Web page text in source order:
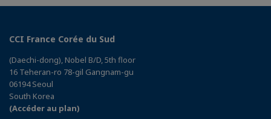
CCI France Corée du Sud
(Daechi-dong), Nobel B/D, 5th floor
16 Teheran-ro 78-gil Gangnam-gu
06194 Seoul
South Korea
(Accéder au plan)